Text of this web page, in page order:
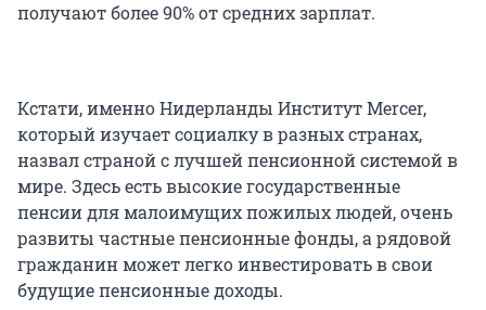
получают более 90% от средних зарплат.
Кстати, именно Нидерланды Институт Mercer,
который изучает социалку в разных странах,
назвал страной с лучшей пенсионной системой в
мире. Здесь есть высокие государственные
пенсии для малоимущих пожилых людей, очень
развиты частные пенсионные фонды, а рядовой
гражданин может легко инвестировать в свои
будущие пенсионные доходы.